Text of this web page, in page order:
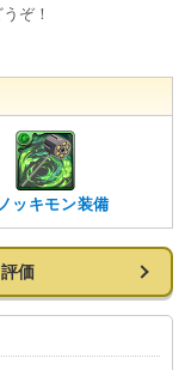
ぞ！
ッキモン装備
価